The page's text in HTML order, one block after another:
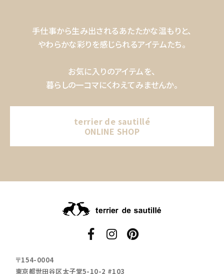
手仕事から生み出されるあたたかな温もりと、
やわらかな彩りを感じられるアイテムたち。
お気に入りのアイテムを、
暮らしの一コマにくわえてみませんか。
terrier de sautillé
ONLINE SHOP
〒154-0004
東京都世田谷区太子堂5-10-2 #103